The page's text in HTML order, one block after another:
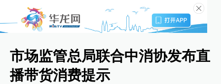
市场监管总局联合中消协发布直
播带货消费提示